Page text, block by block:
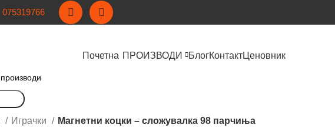
075319766
Почетна ПРОИЗВОДИ БлогКонтактЦеновник
Играчки Магнетни коцки – сложувалка 98 парчиња